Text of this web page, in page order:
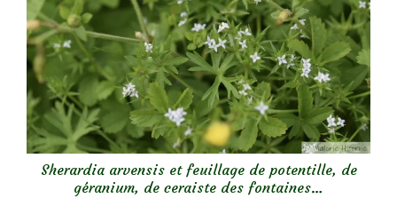
Sherardia arvensis et feuillage de potentille, de
géranium, de ceraiste des fontaines…